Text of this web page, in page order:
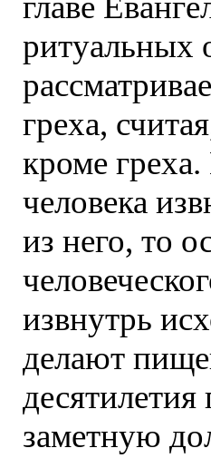
ритуальных
греха,
кроме
человека
из него, то
извнутрь
делают
заметную